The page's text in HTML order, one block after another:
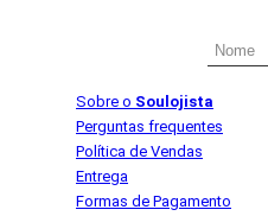
Sobre o Soulojista
Perguntas frequentes
Política de Vendas
Entrega
Formas de Pagamento